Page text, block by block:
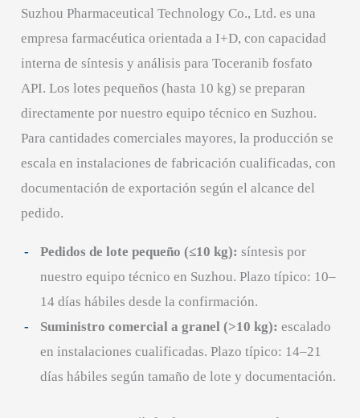
Suzhou Pharmaceutical Technology Co., Ltd. es una
empresa farmacéutica orientada a I+D, con capacidad
interna de síntesis y análisis para Toceranib fosfato
API. Los lotes pequeños (hasta 10 kg) se preparan
directamente por nuestro equipo técnico en Suzhou.
Para cantidades comerciales mayores, la producción se
escala en instalaciones de fabricación cualificadas, con
documentación de exportación según el alcance del
pedido.
Pedidos de lote pequeño (≤10 kg): síntesis por
nuestro equipo técnico en Suzhou. Plazo típico: 10–
14 días hábiles desde la confirmación.
Suministro comercial a granel (>10 kg): escalado
en instalaciones cualificadas. Plazo típico: 14–21
días hábiles según tamaño de lote y documentación.